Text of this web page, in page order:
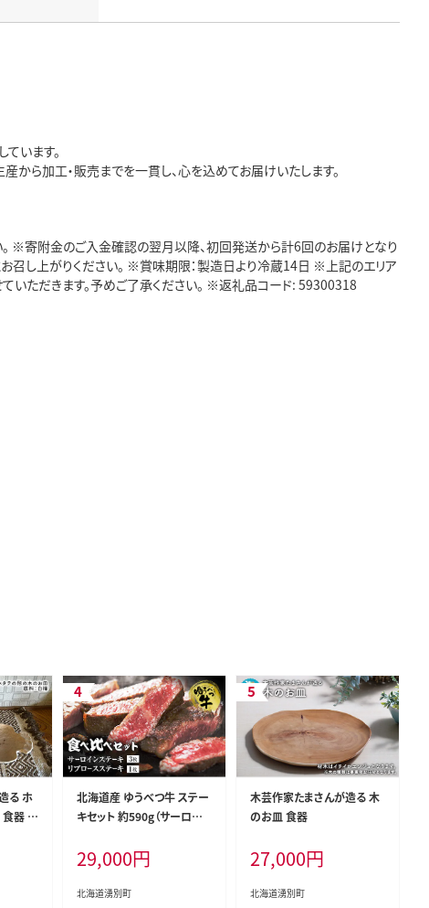
います。
から加工・販売までを一貫し、心を込めてお届けいたします。
※寄附金のご入金確認の翌月以降、初回発送から計6回のお届けとなり
召し上がりください。 ※賞味期限：製造日より冷蔵14日 ※上記のエリア
いただきます。予めご了承ください。 ※返礼品コード: 59300318
る ホ
器 工
北海道産 ゆうべつ牛 ステー
キセット 約590g（サーロイン
ーキ1枚） サーロイン リブロ
ース ステーキ肉 お肉 牛肉
赤身 冷凍 湧別牛 冷凍 国産
29,000円
北海道湧別町
木芸作家たまさんが造る 木
のお皿 食器
27,000円
北海道湧別町